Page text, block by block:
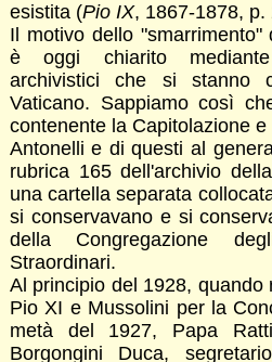
esistita (Pio IX, 1867-1878, p.
Il motivo dello
è oggi chiarito
archivistici che si stanno
Vaticano. Sappiamo così
contenente la Capitolazione
Antonelli e di questi al
rubrica 165 dell'archivio
una cartella separata
si conservavano e si
della Congregazione
Straordinari.
Al principio del 1928, quando
Pio XI e Mussolini per la
metà del 1927, Papa
Borgongini Duca,